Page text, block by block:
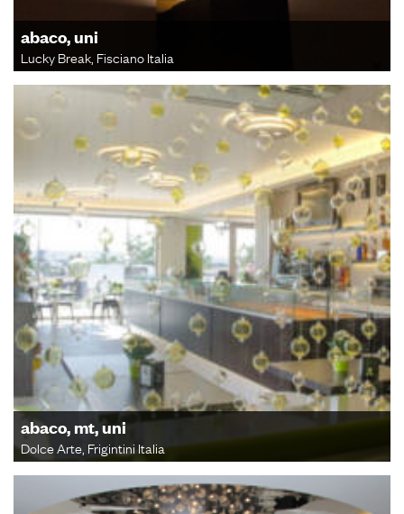
abaco, uni
Lucky Break, Fisciano Italia
abaco, mt, uni
Dolce Arte, Frigintini Italia